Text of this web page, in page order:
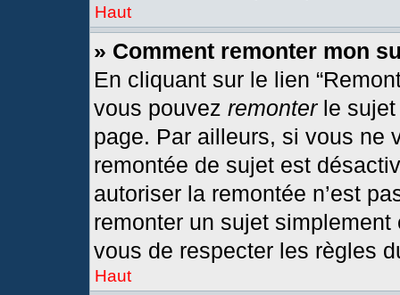
Haut
» Comment remonter mon
En cliquant sur le lien
vous pouvez remonterle sujet
page. Par ailleurs, si vous ne
remontée de sujet est
autoriser la remontée n’est
remonter un sujet
vous de respecter les règles
Haut